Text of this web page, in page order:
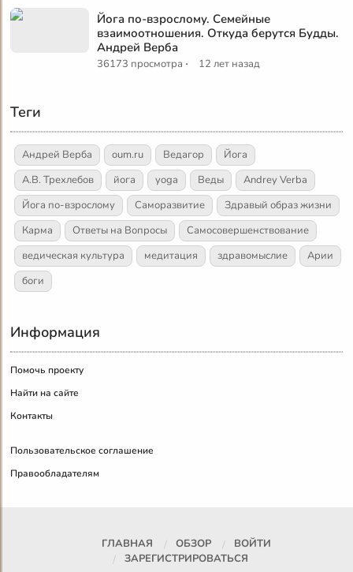
Йога по-взрослому. Семейные
взаимоотношения. Откуда берутся Будды.
Андрей Верба
36173 просмотра · 12 лет назад
Теги
Андрей Верба oum.ru Ведагор
Йога
А.В. Трехлебов
йога yoga Веды
Andrey Verba
Йога по-взрослому
Саморазвитие
Здравый образ жизни
Карма
Ответы на Вопросы
Самосовершенствование
ведическая культура
медитация здравомыслие
Арии
боги
Информация
Помочь проекту
Найти на сайте
Контакты
Пользовательское соглашение
Правообладателям
ГЛАВНАЯ ОБЗОР
ВОЙТИ
ЗАРЕГИСТРИРОВАТЬСЯ